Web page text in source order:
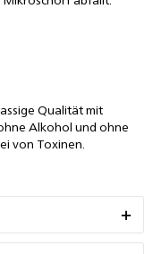
Qualität mit
Alkohol und ohne
von Toxinen.